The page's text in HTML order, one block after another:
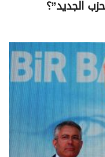
الجديد”؟